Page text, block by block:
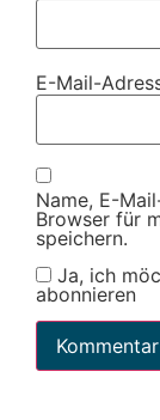
E-Mail-
Name, E-
Browser für
speichern.
Ja, ich
abonnieren